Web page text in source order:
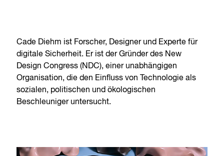
Cade Diehm ist Forscher, Designer und Experte für
digitale Sicherheit. Er ist der Gründer des New
Design Congress (NDC), einer unabhängigen
Organisation, die den Einfluss von Technologie als
sozialen, politischen und ökologischen
Beschleuniger untersucht.